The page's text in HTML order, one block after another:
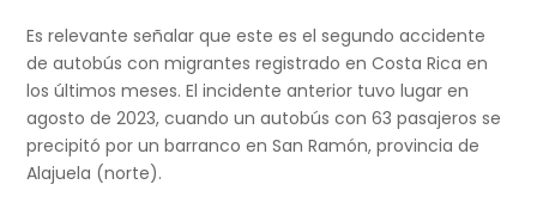
Es relevante señalar que este es el segundo accidente
de autobús con migrantes registrado en Costa Rica en
los últimos meses. El incidente anterior tuvo lugar en
agosto de 2023, cuando un autobús con 63 pasajeros se
precipitó por un barranco en San Ramón, provincia de
Alajuela (norte).